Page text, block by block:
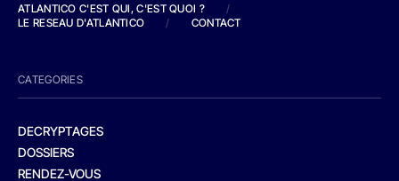
ATLANTICO C'EST QUI, C'EST QUOI ?
/
LE RESEAU D'ATLANTICO
/ CONTACT
CATEGORIES
DECRYPTAGES
DOSSIERS
RENDEZ-VOUS